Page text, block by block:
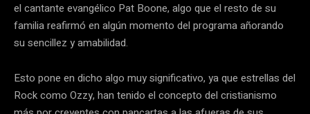
el cantante evangélico Pat Boone, algo que el resto de su
familia reafirmó en algún momento del programa añorando
su sencillez y amabilidad.
Esto pone en dicho algo muy significativo, ya que estrellas del
Rock como Ozzy, han tenido el concepto del cristianismo